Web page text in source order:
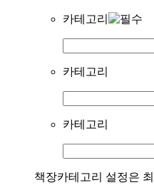
카테고리
카테고리
카테고리
책장카테고리 설정은